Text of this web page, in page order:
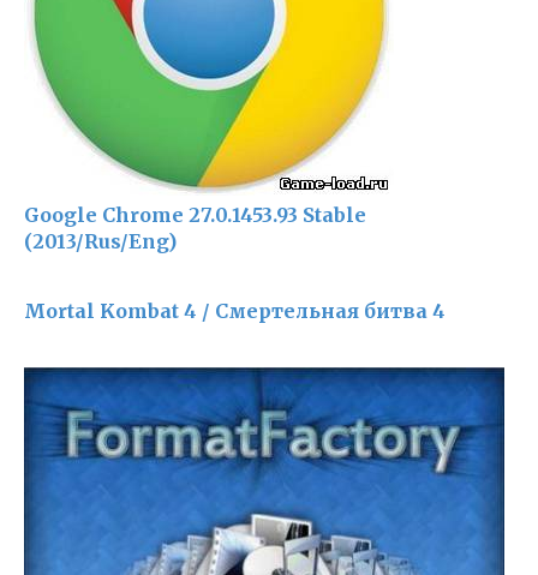
Google Chrome 27.0.1453.93 Stable
(2013/Rus/Eng)
Mortal Kombat 4 / Смертельная битва 4